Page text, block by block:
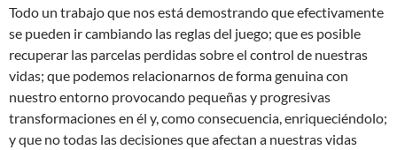
Todo un trabajo que nos está demostrando que efectivamente
se pueden ir cambiando las reglas del juego; que es posible
recuperar las parcelas perdidas sobre el control de nuestras
vidas; que podemos relacionarnos de forma genuina con
nuestro entorno provocando pequeñas y progresivas
transformaciones en él y, como consecuencia, enriqueciéndolo;
y que no todas las decisiones que afectan a nuestras vidas